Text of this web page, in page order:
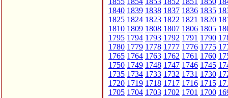
1840 1839 1838 1837 1836 1835
1825 1824 1823 1822 1821 1820
1810 1809 1808 1807 1806 1805
1795 1794 1793 1792 1791 1790
1780 1779 1778 1777 1776 1775
1765 1764 1763 1762 1761 1760
1750 1749 1748 1747 1746 1745
1735 1734 1733 1732 1731 1730
1720 1719 1718 1717 1716 1715
1705 1704 1703 1702 1701 1700